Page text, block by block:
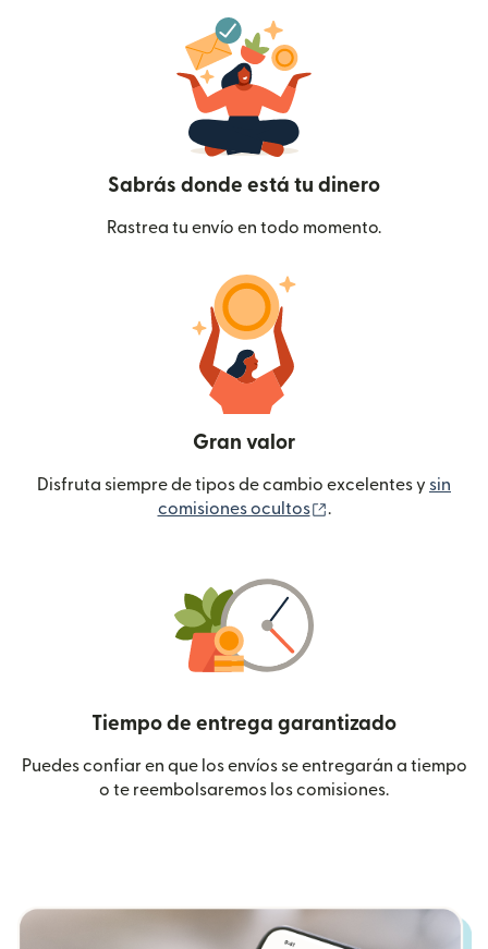
Sabrás donde está tu dinero
Rastrea tu envío en todo momento.
Gran valor
Disfruta siempre de tipos de cambio excelentes y sin
comisiones ocultos
.
Tiempo de entrega garantizado
Puedes confiar en que los envíos se entregarán a tiempo
o te reembolsaremos los comisiones.